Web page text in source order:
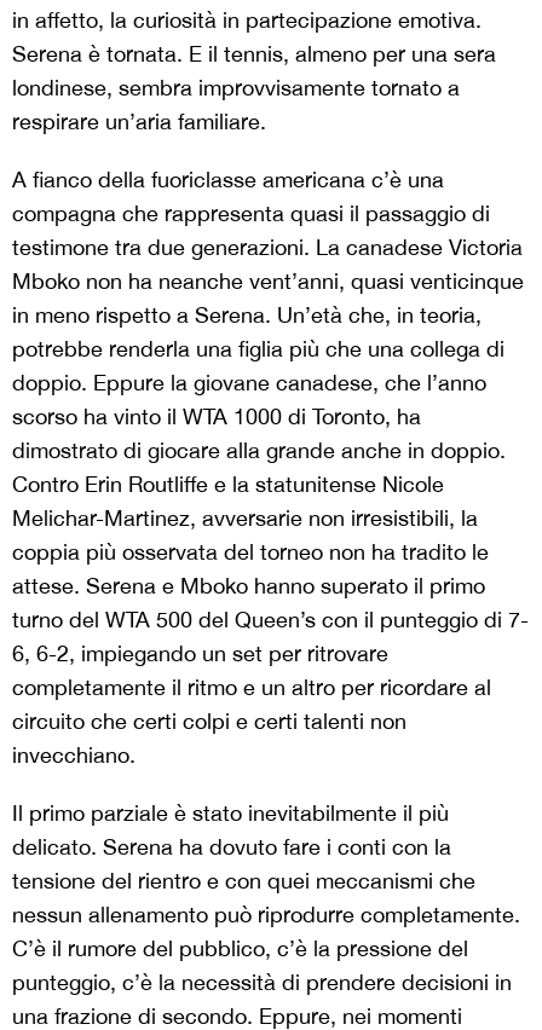
in affetto, la curiosità in partecipazione emotiva.
Serena è tornata. E il tennis, almeno per una sera
londinese, sembra improvvisamente tornato a
respirare un’aria familiare.
A fianco della fuoriclasse americana c’è una
compagna che rappresenta quasi il passaggio di
testimone tra due generazioni. La canadese Victoria
Mboko non ha neanche vent’anni, quasi venticinque
in meno rispetto a Serena. Un’età che, in teoria,
potrebbe renderla una figlia più che una collega di
doppio. Eppure la giovane canadese, che l’anno
scorso ha vinto il WTA 1000 di Toronto, ha
dimostrato di giocare alla grande anche in doppio.
Contro Erin Routliffe e la statunitense Nicole
Melichar-Martinez, avversarie non irresistibili, la
coppia più osservata del torneo non ha tradito le
attese. Serena e Mboko hanno superato il primo
turno del WTA 500 del Queen’s con il punteggio di 7-
6, 6-2, impiegando un set per ritrovare
completamente il ritmo e un altro per ricordare al
circuito che certi colpi e certi talenti non
invecchiano.
Il primo parziale è stato inevitabilmente il più
delicato. Serena ha dovuto fare i conti con la
tensione del rientro e con quei meccanismi che
nessun allenamento può riprodurre completamente.
C’è il rumore del pubblico, c’è la pressione del
punteggio, c’è la necessità di prendere decisioni in
una frazione di secondo. Eppure, nei momenti